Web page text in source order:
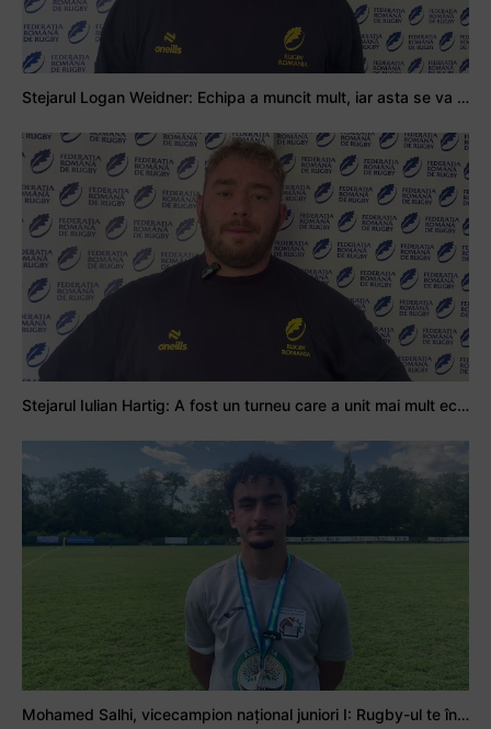
Stejarul Logan Weidner: Echipa a muncit mult, iar asta se va vedea în meciurile de la Nations Cup
Stejarul Iulian Hartig: A fost un turneu care a unit mai mult echipa
Mohamed Salhi, vicecampion național juniori I: Rugby-ul te învață să accepți și înfrângerile